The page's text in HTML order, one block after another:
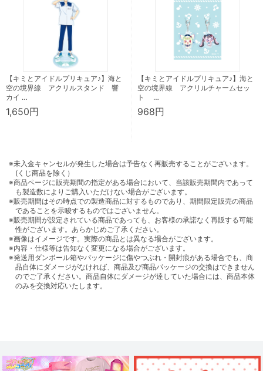
【キミとアイドルプリキュア♪】海と
空の境界線 アクリルスタンド 響
カイ …
1,650円
【キミとアイドルプリキュア♪】海と
空の境界線 アクリルチャームセッ
ト …
968円
※未入金キャンセルが発生した場合は予告なく再販売することがございます。
(くじ商品を除く）
※商品ページに販売期間の指定がある場合において、当該販売期間内であって
も製造数によりご購入いただけない場合がございます。
※販売期間はその時点での製造商品に対するものであり、期間限定販売の商品
であることを示唆するものではございません。
※販売期間が設定されている商品であっても、お客様の承諾なく再販する可能
性がございます。あらかじめご了承ください。
※画像はイメージです。実際の商品とは異なる場合がございます。
※内容・仕様等は告知なく変更になる場合がございます。
※発送用ダンボール箱やパッケージに傷やつぶれ・開封痕がある場合でも、商
品自体にダメージがなければ、商品及び商品パッケージの交換はできません
のでご了承ください。商品自体にダメージが達していた場合には、商品本体
のみを交換対応いたします。